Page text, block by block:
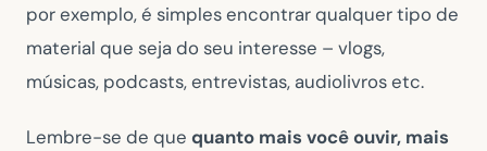
por exemplo, é simples encontrar qualquer tipo de
material que seja do seu interesse – vlogs,
músicas, podcasts, entrevistas, audiolivros etc.
Lembre-se de que quanto mais você ouvir, mais